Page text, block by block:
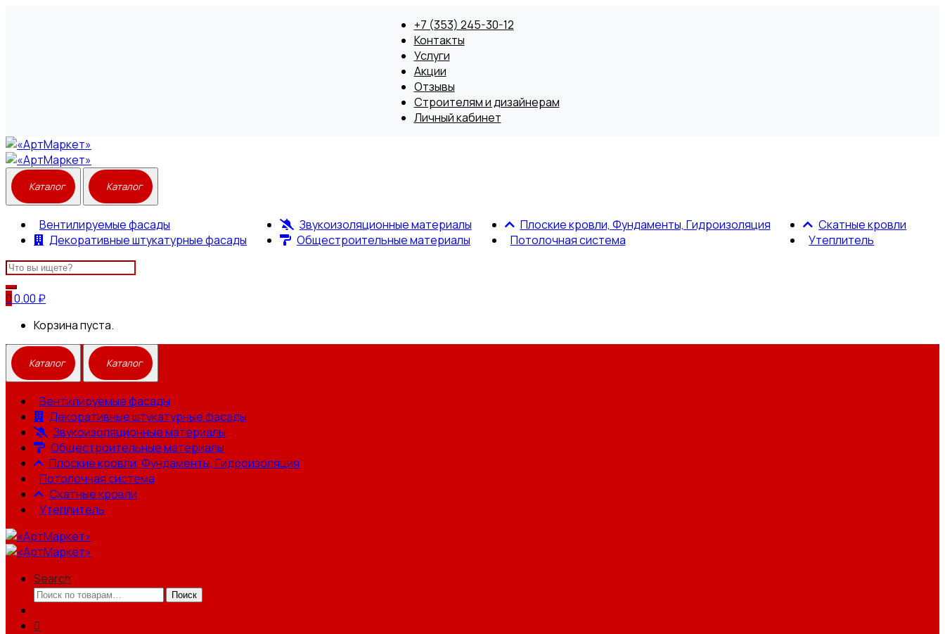
Вентилируемые фасады
Декоративные штукатурные фасады
Звукоизоляционные материалы
Общестроительные материалы
Плоские кровли, Фундаменты, Гидроизоляция
Потолочная система
Скатные кровли
Утеплитель
Search
for:
00.00 ₽
Корзина пуста.
+7 (353) 245-30-12
Контакты
Услуги
Акции
Отзывы
Строителям и дизайнерам
Личный кабинет
Вентилируемые фасады
Декоративные штукатурные фасады
Звукоизоляционные материалы
Общестроительные материалы
Плоские кровли, Фундаменты, Гидроизоляция
Потолочная система
Скатные кровли
Утеплитель
Search
Искать:
Поиск
0